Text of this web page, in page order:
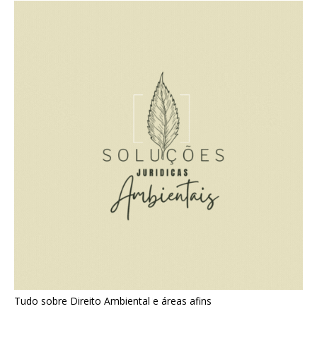
Tudo sobre Direito Ambiental e áreas afins